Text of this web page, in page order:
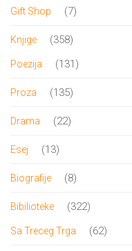
Gift Shop 77
Knjige 358358
proizvoda
Poezija 131 131
Proza 135135
Drama 2222
Esej 1313
Biografije 88
Bibilioteke 322322
proizvoda
Sa Treceg Trga 6262